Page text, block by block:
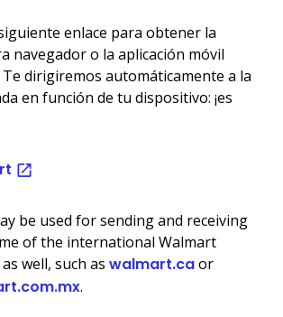
enlace para obtener la
navegador o la aplicación móvil
Te dirigiremos automáticamente a la
en función de tu dispositivo: ¡es
be used for sending and receiving
of the international Walmart
well, such as walmart.caor
.